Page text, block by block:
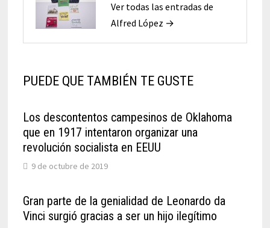
Ver todas las entradas de
Alfred López →
PUEDE QUE TAMBIÉN TE GUSTE
Los descontentos campesinos de Oklahoma
que en 1917 intentaron organizar una
revolución socialista en EEUU
9 de octubre de 2019
Gran parte de la genialidad de Leonardo da
Vinci surgió gracias a ser un hijo ilegítimo